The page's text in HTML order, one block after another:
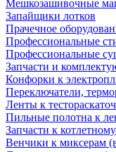
Мешкозашивочные
Запайщики лотков
Прачечное
Профессиональные
Профессиональные
Запчасти и
Конфорки к
Переключатели,
Ленты к
Пильные полотна к
Запчасти к
Венчики к миксерам